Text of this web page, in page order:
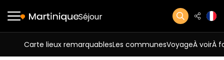
Séjour
Carte lieux remarquablesLes communesVoyageÀ voirÀ